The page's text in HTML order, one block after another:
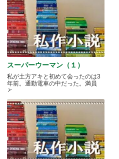
スーパーウーマン（１）
私が土方アキと初めて会ったのは3
年前。通勤電車の中だった。満員
と.....